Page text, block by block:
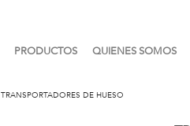
PRODUCTOS QUIENES SOMOS
TRANSPORTADORES DE HUESO